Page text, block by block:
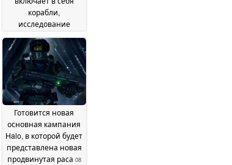
корабли,
исследование
выйти раньше, чем
The Duskbloods08 May
2026
Готовится новая
основная кампания
Halo, в которой будет
представлена новая
продвинутая раса 08